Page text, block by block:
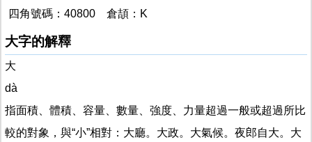
四角號碼：40800 倉頡：K
大字的解釋
大
dà
指面積、體積、容量、數量、強度、力量超過一般或超過所比
較的對象，與“小”相對：大廳。大政。大氣候。夜郎自大。大